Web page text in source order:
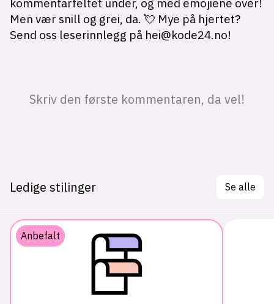
Ledige stilinger Se alle
Anbefalt